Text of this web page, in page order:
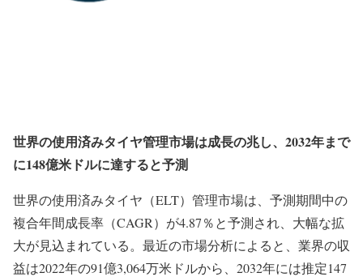
世界の使用済みタイヤ管理市場は成長の兆し、2032年まで
に148億米ドルに達すると予測
世界の使用済みタイヤ（ELT）管理市場は、予測期間中の
複合年間成長率（CAGR）が4.87％と予測され、大幅な拡
大が見込まれている。最近の市場分析によると、業界の収
益は2022年の91億3,064万米ドルから、2032年には推定147